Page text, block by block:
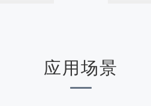
应用场景